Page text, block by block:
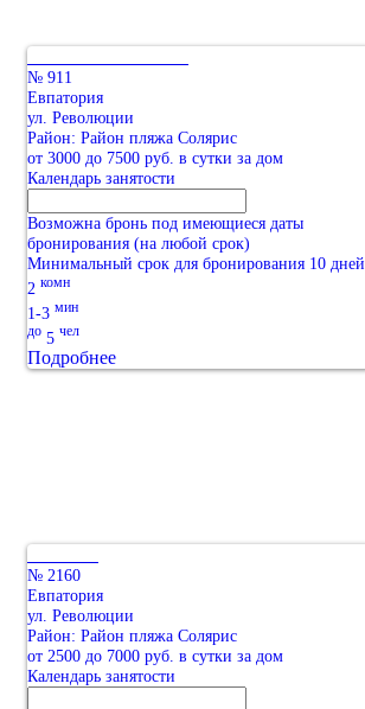
№ 911
Евпатория
ул. Революции
Район: Район пляжа Солярис
от 3000 до 7500 руб. в сутки за дом
Календарь занятости
Возможна бронь под имеющиеся даты
бронирования (на любой срок)
Минимальный срок для бронирования 10 дней
2 комн
1-3 мин
до 5 чел
Подробнее
№ 2160
Евпатория
ул. Революции
Район: Район пляжа Солярис
от 2500 до 7000 руб. в сутки за дом
Календарь занятости